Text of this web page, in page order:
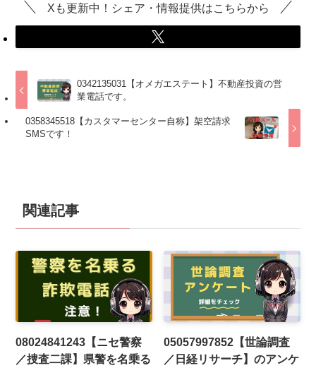
Xも更新中！シェア・情報提供はこちらから
0342135031【オメガエステート】不動産投資の営
業電話です。
0358345518【カスタマーセンター自称】架空請求
SMSです！
関連記事
08024841243【ニセ警察
／捜査二課】県警を名乗る
05057997852【世論調査
／日経リサーチ】のアンケ